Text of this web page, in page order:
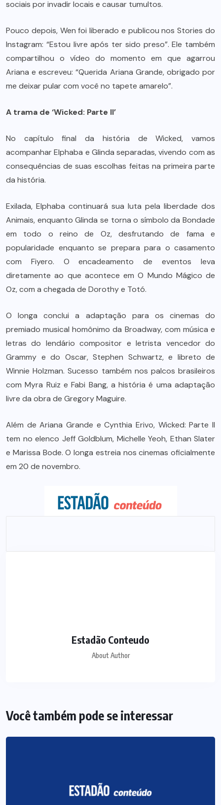
sociais por invadir locais e causar tumultos.
Pouco depois, Wen foi liberado e publicou nos Stories do
Instagram: “Estou livre após ter sido preso”. Ele também
compartilhou o vídeo do momento em que agarrou
Ariana e escreveu: “Querida Ariana Grande, obrigado por
me deixar pular com você no tapete amarelo”.
A trama de ‘Wicked: Parte II’
No capítulo final da história de Wicked, vamos
acompanhar Elphaba e Glinda separadas, vivendo com as
consequências de suas escolhas feitas na primeira parte
da história.
Exilada, Elphaba continuará sua luta pela liberdade dos
Animais, enquanto Glinda se torna o símbolo da Bondade
em todo o reino de Oz, desfrutando de fama e
popularidade enquanto se prepara para o casamento
com Fiyero. O encadeamento de eventos leva
diretamente ao que acontece em O Mundo Mágico de
Oz, com a chegada de Dorothy e Totó.
O longa conclui a adaptação para os cinemas do
premiado musical homônimo da Broadway, com música e
letras do lendário compositor e letrista vencedor do
Grammy e do Oscar, Stephen Schwartz, e libreto de
Winnie Holzman. Sucesso também nos palcos brasileiros
com Myra Ruiz e Fabi Bang, a história é uma adaptação
livre da obra de Gregory Maguire.
Além de Ariana Grande e Cynthia Erivo, Wicked: Parte II
tem no elenco Jeff Goldblum, Michelle Yeoh, Ethan Slater
e Marissa Bode. O longa estreia nos cinemas oficialmente
em 20 de novembro.
Estadão Conteudo
About Author
Você também pode se interessar